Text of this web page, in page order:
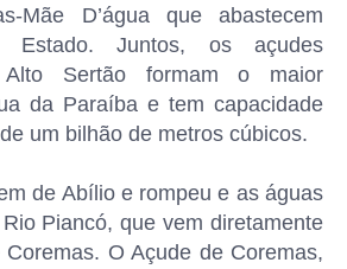
Mãe D’água que abastecem
Juntos, os açudes
Alto Sertão formam o maior
da Paraíba e tem capacidade
um bilhão de metros cúbicos.
de Abílio e rompeu e as águas
Piancó, que vem diretamente
O Açude de Coremas,